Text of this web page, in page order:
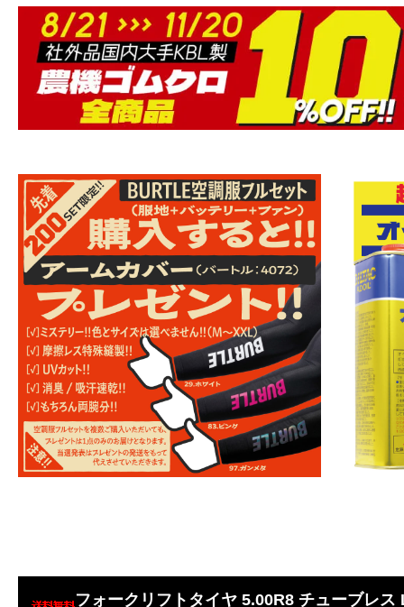
フォークリフトタイヤ 5.00R8 チューブレ